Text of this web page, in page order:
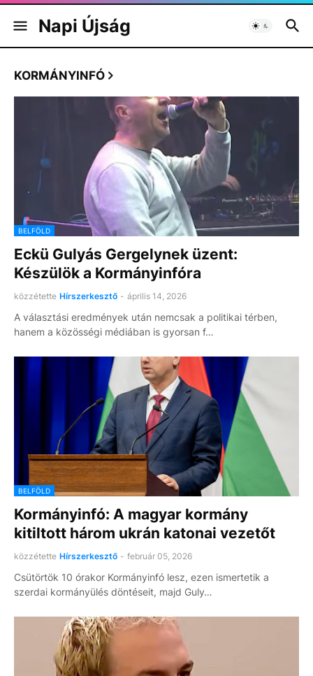
Napi Újság
KORMÁNYINFÓ
BELFÖLD
Eckü Gulyás Gergelynek üzent:
Készülök a Kormányinfóra
közzétette Hírszerkesztő - április 14, 2026
A választási eredmények után nemcsak a politikai térben,
hanem a közösségi médiában is gyorsan f…
BELFÖLD
Kormányinfó: A magyar kormány
kitiltott három ukrán katonai vezetőt
közzétette Hírszerkesztő - február 05, 2026
Csütörtök 10 órakor Kormányinfó lesz, ezen ismertetik a
szerdai kormányülés döntéseit, majd Guly…